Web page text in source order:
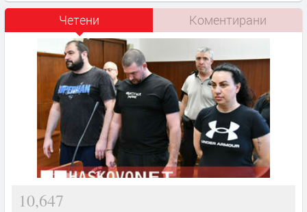
Четени Коментирани
10,647